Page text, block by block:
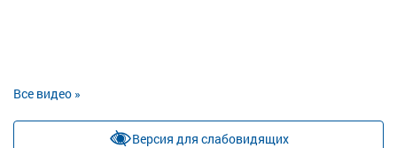
Все видео »
Версия для слабовидящих